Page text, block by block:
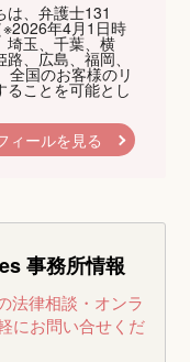
は、弁護士131
年4月1日時
埼玉、千葉、横
、広島、福岡、
全国のお客様のリ
ることを可能とし
ィールを見る
事務所情報
法律相談・オンラ
にお問い合せくだ